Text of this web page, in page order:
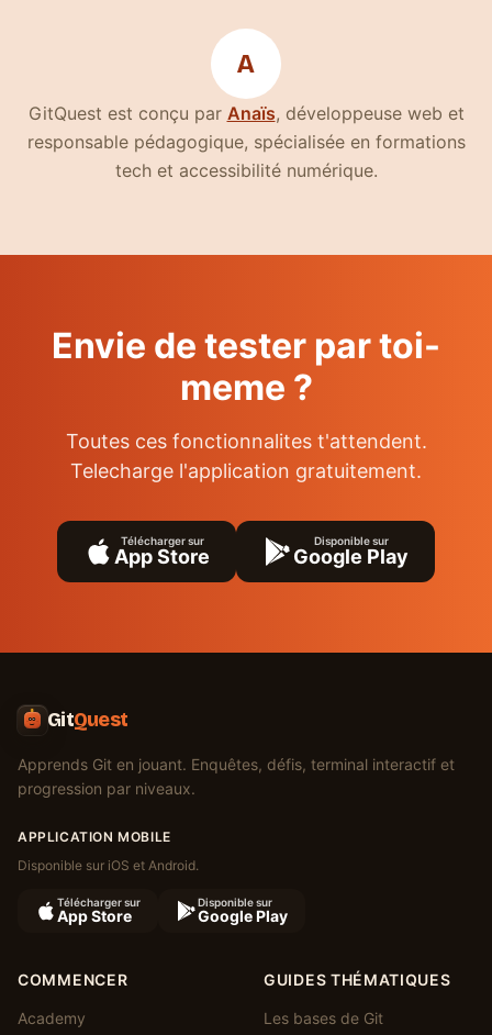
A
GitQuest est conçu par Anaïs(nouvelle fenêtre)
, développeuse web et
responsable pédagogique, spécialisée en formations
tech et accessibilité numérique.
Envie de tester par toi-
meme ?
Toutes ces fonctionnalites t'attendent.
Telecharge l'application gratuitement.
Télécharger sur
App Store
Disponible sur
Google Play
GitQuest
Apprends Git en jouant. Enquêtes, défis, terminal interactif et
progression par niveaux.
APPLICATION MOBILE
Disponible sur iOS et Android.
Télécharger sur
App Store
Disponible sur
Google Play
COMMENCER
Academy
GUIDES THÉMATIQUES
Les bases de Git